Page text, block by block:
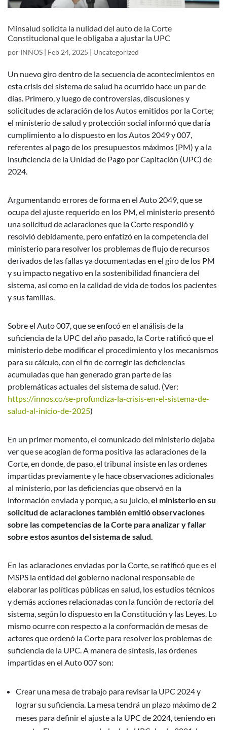
Minsalud solicita la nulidad del auto de la Corte
Constitucional que le obligaba a ajustar la UPC
por INNOS | Feb 24, 2025 | Uncategorized
Un nuevo giro dentro de la secuencia de acontecimientos en
esta crisis del sistema de salud ha ocurrido hace un par de
días. Primero, y luego de controversias, discusiones y
solicitudes de aclaración de los Autos emitidos por la Corte;
el ministerio de salud y protección social informó que daría
cumplimiento a lo dispuesto en los Autos 2049 y 007,
referentes al pago de los presupuestos máximos (PM) y a la
insuficiencia de la Unidad de Pago por Capitación (UPC) de
2024.
Argumentando errores de forma en el Auto 2049, que se
ocupa del ajuste requerido en los PM, el ministerio presentó
una solicitud de aclaraciones que la Corte respondió y
resolvió debidamente, pero enfatizó en la competencia del
ministerio para resolver los problemas de flujo de recursos
derivados de las fallas ya documentadas en el giro de los PM
y su impacto negativo en la sostenibilidad financiera del
sistema, así como en la calidad de vida de todos los pacientes
y sus familias.
Sobre el Auto 007, que se enfocó en el análisis de la
suficiencia de la UPC del año pasado, la Corte ratificó que el
ministerio debe modificar el procedimiento y los mecanismos
para su cálculo, con el fin de corregir las deficiencias
acumuladas que han generado gran parte de las
problemáticas actuales del sistema de salud. (Ver:
https://innos.co/se-profundiza-la-crisis-en-el-sistema-de-
salud-al-inicio-de-2025)
En un primer momento, el comunicado del ministerio dejaba
ver que se acogían de forma positiva las aclaraciones de la
Corte, en donde, de paso, el tribunal insiste en las ordenes
impartidas previamente y le hace observaciones adicionales
al ministerio, por las deficiencias que observó en la
información enviada y porque, a su juicio,el ministerio en su
solicitud de aclaraciones también emitió observaciones
sobre las competencias de la Corte para analizar y fallar
sobre estos asuntos del sistema de salud.
En las aclaraciones enviadas por la Corte, se ratificó que es el
MSPS la entidad del gobierno nacional responsable de
elaborar las políticas públicas en salud, los estudios técnicos
y demás acciones relacionadas con la función de rectoría del
sistema, según lo dispuesto en la Constitución y las Leyes. Lo
mismo ocurre con respecto a la conformación de mesas de
actores que ordenó la Corte para resolver los problemas de
suficiencia de la UPC. A manera de síntesis, las órdenes
impartidas en el Auto 007 son:
Crear una mesa de trabajo para revisar la UPC 2024 y
lograr su suficiencia. La mesa tendrá un plazo máximo de 2
meses para definir el ajuste a la UPC de 2024, teniendo en